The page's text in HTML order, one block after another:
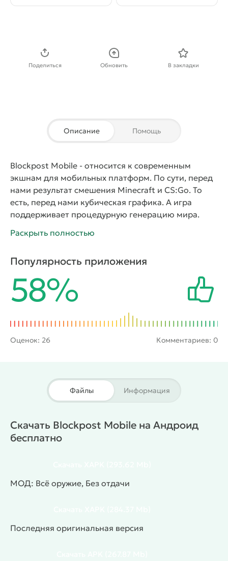
Поделиться Обновить В закладки
Описание Помощь
Blockpost Mobile - относится к современным
экшнам для мобильных платформ. По сути, перед
нами результат смешения Minecraft и CS:Go. То
есть, перед нами кубическая графика. А игра
поддерживает процедурную генерацию мира.
соревнуются друг с другом. Можно использовать
Функции скинов Имеется большое количество
скинов, но для их прорисовки часто не хватает
пикселей. PvP матчи легко организовать с
миллионами пользователей по всему миру.
Каждому игроку дают определённое количество
бонусов, которые можно тратить в магазине.
Например, на различные предметы и инвентарь.
Разработчики стараются сделать так, чтобы
графика надолго затягивала.
Особенности игры
Возможность открывать кейсы с различными
вознаграждениями.
Тактические шутеры / Многопользовательские
Раскрыть полностью
Популярность приложения
58%
Оценок: 26 Комментариев: 0
Файлы Информация
Скачать Blockpost Mobile на Андроид
бесплатно
МОД: Всё оружие, Без отдачи
Последняя оригинальная версия